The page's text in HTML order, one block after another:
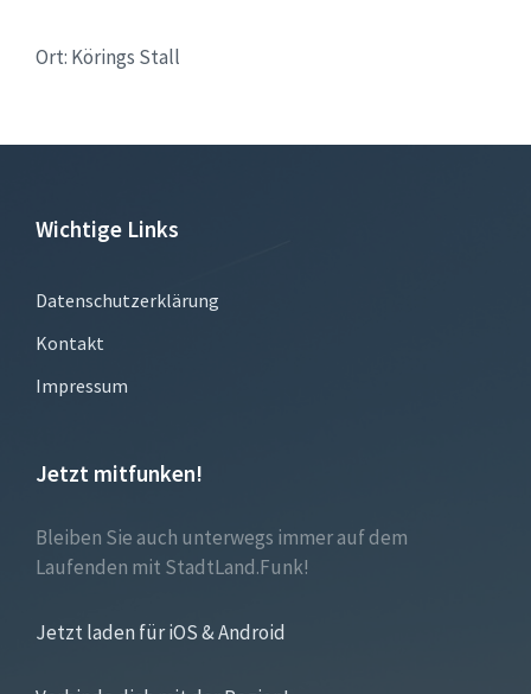
Ort: Körings Stall
Wichtige Links
Datenschutzerklärung
Kontakt
Impressum
Jetzt mitfunken!
Bleiben Sie auch unterwegs immer auf dem
Laufenden mit StadtLand.Funk!
Jetzt laden für iOS & Android